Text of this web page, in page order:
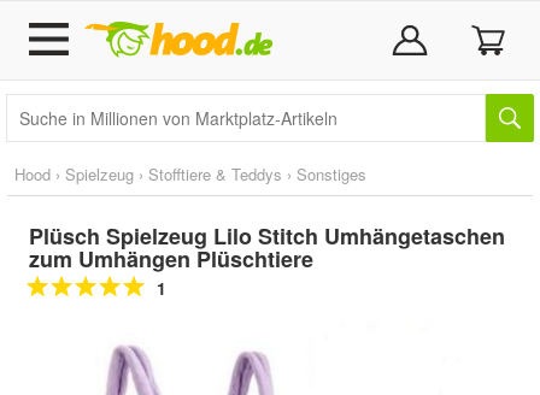
Hood › Spielzeug › Stofftiere & Teddys › Sonstiges
Plüsch Spielzeug Lilo Stitch Umhängetaschen
zum Umhängen Plüschtiere
1